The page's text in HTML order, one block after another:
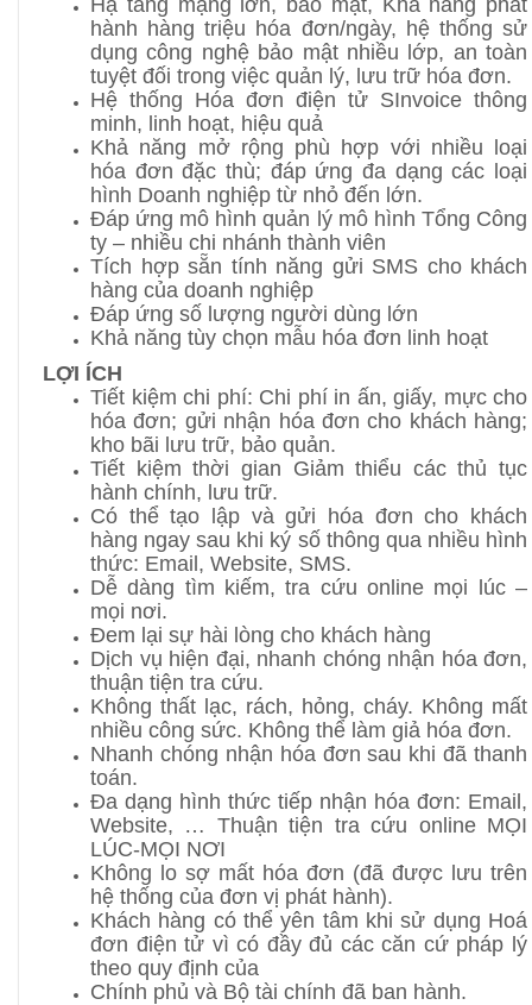
hành hàng triệu hóa đơn/ngày, hệ thống sử
dụng công nghệ bảo mật nhiều lớp, an toàn
tuyệt đối trong việc quản lý, lưu trữ hóa đơn.
Hệ thống Hóa đơn điện tử SInvoice thông
minh, linh hoạt, hiệu quả
Khả năng mở rộng phù hợp với nhiều loại
hóa đơn đặc thù; đáp ứng đa dạng các loại
hình Doanh nghiệp từ nhỏ đến lớn.
Đáp ứng mô hình quản lý mô hình Tổng Công
ty – nhiều chi nhánh thành viên
Tích hợp sẵn tính năng gửi SMS cho khách
hàng của doanh nghiệp
Đáp ứng số lượng người dùng lớn
Khả năng tùy chọn mẫu hóa đơn linh hoạt
LỢI ÍCH
Tiết kiệm chi phí: Chi phí in ấn, giấy, mực cho
hóa đơn; gửi nhận hóa đơn cho khách hàng;
kho bãi lưu trữ, bảo quản.
Tiết kiệm thời gian Giảm thiểu các thủ tục
hành chính, lưu trữ.
Có thể tạo lập và gửi hóa đơn cho khách
hàng ngay sau khi ký số thông qua nhiều hình
thức: Email, Website, SMS.
Dễ dàng tìm kiếm, tra cứu online mọi lúc –
mọi nơi.
Đem lại sự hài lòng cho khách hàng
Dịch vụ hiện đại, nhanh chóng nhận hóa đơn,
thuận tiện tra cứu.
Không thất lạc, rách, hỏng, cháy. Không mất
nhiều công sức. Không thể làm giả hóa đơn.
Nhanh chóng nhận hóa đơn sau khi đã thanh
toán.
Đa dạng hình thức tiếp nhận hóa đơn: Email,
Website, … Thuận tiện tra cứu online MỌI
LÚC-MỌI NƠI
Không lo sợ mất hóa đơn (đã được lưu trên
hệ thống của đơn vị phát hành).
Khách hàng có thể yên tâm khi sử dụng Hoá
đơn điện tử vì có đầy đủ các căn cứ pháp lý
theo quy định của
Chính phủ và Bộ tài chính đã ban hành.